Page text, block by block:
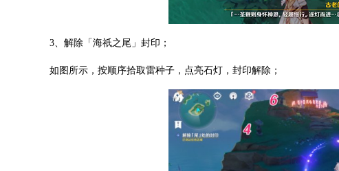
3、解除「海祇之尾」封印；
如图所示，按顺序拾取雷种子，点亮石灯，封印解除；